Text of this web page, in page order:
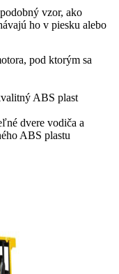
vzor, ako
ho v piesku alebo
pod ktorým sa
ABS plast
dvere vodiča a
ABS plastu